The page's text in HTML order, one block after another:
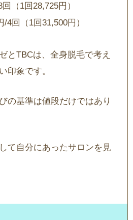
（1回28,725円）
/4回（1回31,500円）
とTBCは、全身脱毛で考え
印象です。
の基準は値段だけではあり
て自分にあったサロンを見